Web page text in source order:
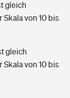
Alter?
gleich
von 10 bis
gleich
von 10 bis